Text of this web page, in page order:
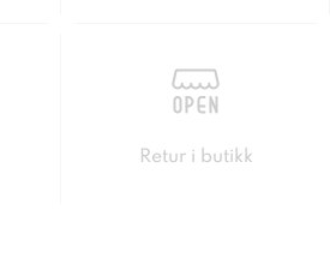
Retur i butikk